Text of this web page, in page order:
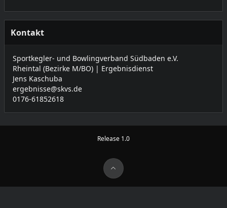
Kontakt
Sportkegler- und Bowlingverband Südbaden e.V.
Rheintal (Bezirke M/BO) | Ergebnisdienst
Jens Kaschuba
ergebnisse@skvs.de
0176-61852618
Release 1.0